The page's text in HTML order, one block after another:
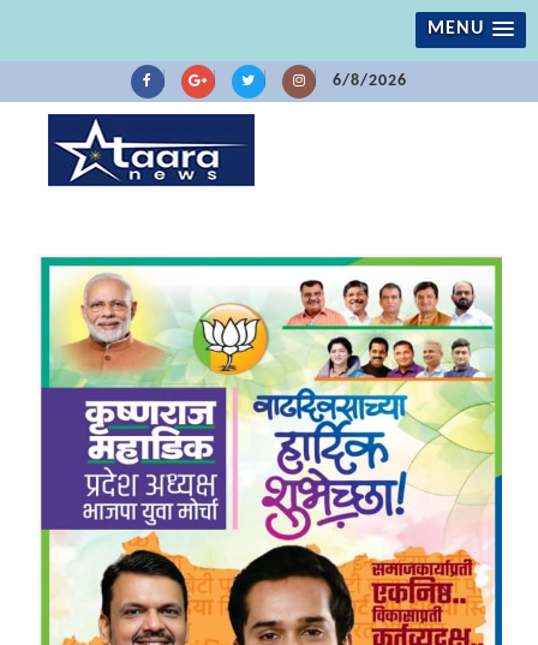
MENU
6/8/2026